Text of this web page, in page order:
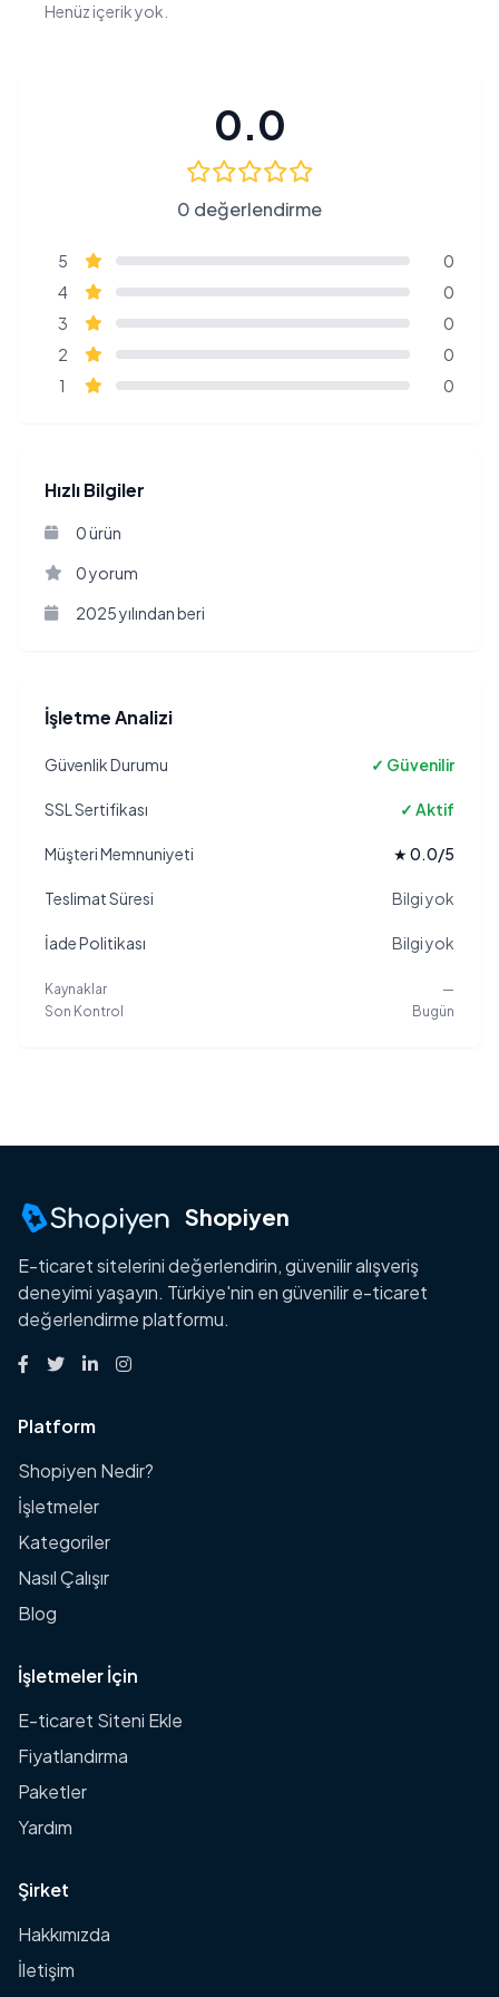
Henüz içerik yok.
0.0
0 değerlendirme
5
0
4
0
3
0
2
0
1
0
Hızlı Bilgiler
0 ürün
0 yorum
2025 yılından beri
İşletme Analizi
Güvenlik Durumu ✓ Güvenilir
SSL Sertifikası ✓ Aktif
Müşteri Memnuniyeti ★ 0.0/5
Teslimat Süresi Bilgi yok
İade Politikası Bilgi yok
Kaynaklar
—
Son Kontrol
Bugün
Shopiyen
E-ticaret sitelerini değerlendirin, güvenilir alışveriş
deneyimi yaşayın. Türkiye'nin en güvenilir e-ticaret
değerlendirme platformu.
Platform
Shopiyen Nedir?
İşletmeler
Kategoriler
Nasıl Çalışır
Blog
İşletmeler İçin
E-ticaret Siteni Ekle
Fiyatlandırma
Paketler
Yardım
Şirket
Hakkımızda
İletişim